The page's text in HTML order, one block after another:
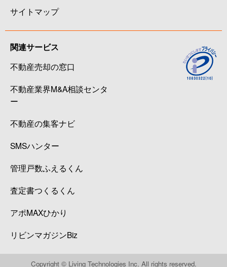
サイトマップ
関連サービス
不動産売却の窓口
不動産業界M&A相談センタ
ー
不動産の集客ナビ
SMSハンター
管理戸数ふえるくん
査定書つくるくん
アポMAXひかり
リビンマガジンBiz
Copyright © Living Technologies Inc. All rights reserved.